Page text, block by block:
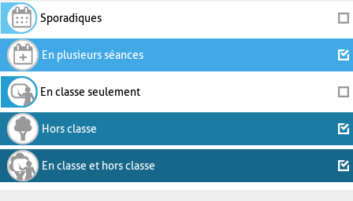
Sporadiques
En plusieurs séances
En classe seulement
Hors classe
En classe et hors classe